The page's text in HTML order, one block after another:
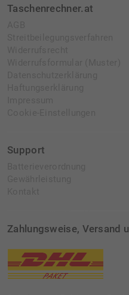
Taschenrechner.at
Support
Zahlungsweise, Versand